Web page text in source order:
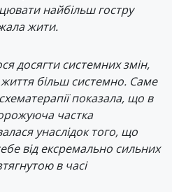
найбільш гостру
жити.
досягти системних змін,
життя більш системно. Саме
показала, що в
частка
унаслідок того, що
від ексремально сильних
в часі